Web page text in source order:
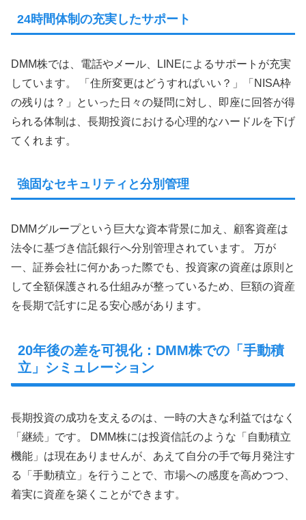
24時間体制の充実したサポート
DMM株では、電話やメール、LINEによるサポートが充実
しています。 「住所変更はどうすればいい？」「NISA枠
の残りは？」といった日々の疑問に対し、即座に回答が得
られる体制は、長期投資における心理的なハードルを下げ
てくれます。
強固なセキュリティと分別管理
DMMグループという巨大な資本背景に加え、顧客資産は
法令に基づき信託銀行へ分別管理されています。 万が
一、証券会社に何かあった際でも、投資家の資産は原則と
して全額保護される仕組みが整っているため、巨額の資産
を長期で託すに足る安心感があります。
20年後の差を可視化：DMM株での「手動積
立」シミュレーション
長期投資の成功を支えるのは、一時の大きな利益ではなく
「継続」です。 DMM株には投資信託のような「自動積立
機能」は現在ありませんが、あえて自分の手で毎月発注す
る「手動積立」を行うことで、市場への感度を高めつつ、
着実に資産を築くことができます。